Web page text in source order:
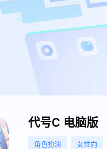
代号C 电脑版
角色扮演 女性向